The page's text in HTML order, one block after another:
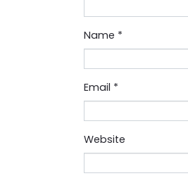
Name *
Email *
Website